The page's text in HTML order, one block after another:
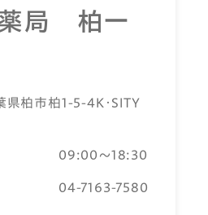
薬局 柏一
柏市柏1-5-4K・SITY
09:00～18:30
04-7163-7580